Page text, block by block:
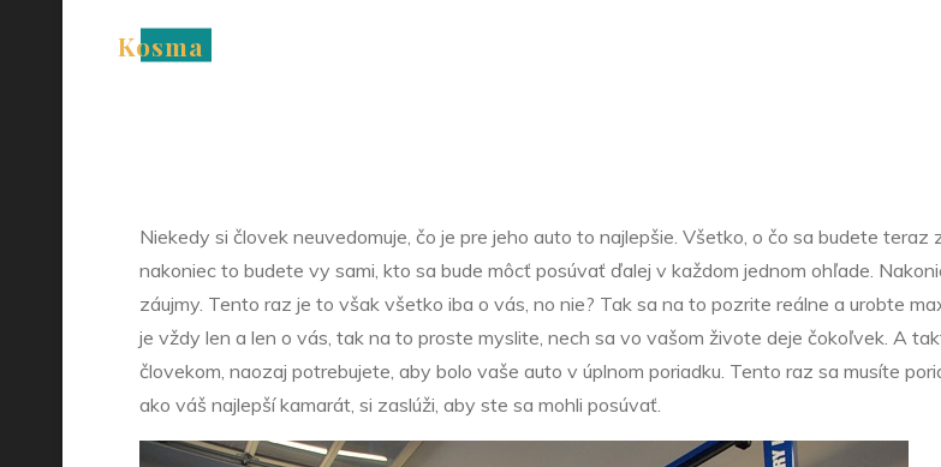
Kosma
Verte tým
Niekedy si človek neuvedomuje, čo je pre jeho auto to najlepšie. Všetko, o čo sa budete
nakoniec to budete vy sami, kto sa bude môcť posúvať ďalej v každom jednom ohľade.
záujmy. Tento raz je to však všetko iba o vás, no nie? Tak sa na to pozrite reálne a urobte
je vždy len a len o vás, tak na to proste myslite, nech sa vo vašom živote deje čokoľvek. A
človekom, naozaj potrebujete, aby bolo vaše auto v úplnom poriadku. Tento raz sa musíte
ako váš najlepší kamarát, si zaslúži, aby ste sa mohli posúvať.